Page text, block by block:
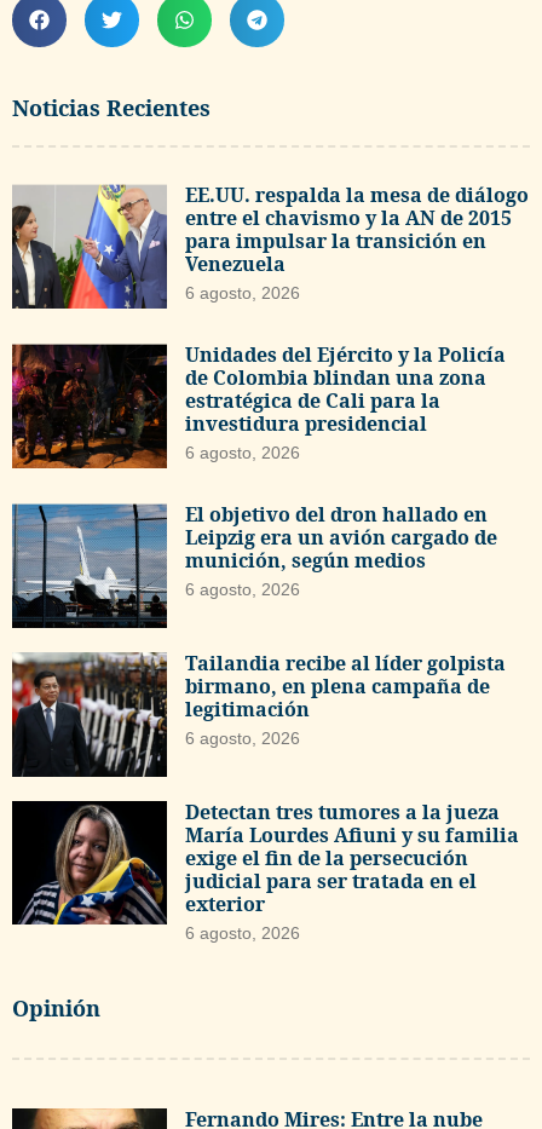
Noticias Recientes
EE.UU. respalda la mesa de diálogo
entre el chavismo y la AN de 2015
para impulsar la transición en
Venezuela
6 agosto, 2026
Unidades del Ejército y la Policía
de Colombia blindan una zona
estratégica de Cali para la
investidura presidencial
6 agosto, 2026
El objetivo del dron hallado en
Leipzig era un avión cargado de
munición, según medios
6 agosto, 2026
Tailandia recibe al líder golpista
birmano, en plena campaña de
legitimación
6 agosto, 2026
Detectan tres tumores a la jueza
María Lourdes Afiuni y su familia
exige el fin de la persecución
judicial para ser tratada en el
exterior
6 agosto, 2026
Opinión
Fernando Mires: Entre la nube